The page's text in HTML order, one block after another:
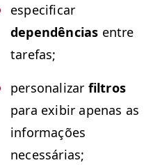
especi­ficar
dependên­cias entre
tarefas;
per­son­alizar fil­tros
para exibir ape­nas as
infor­mações
necessárias;